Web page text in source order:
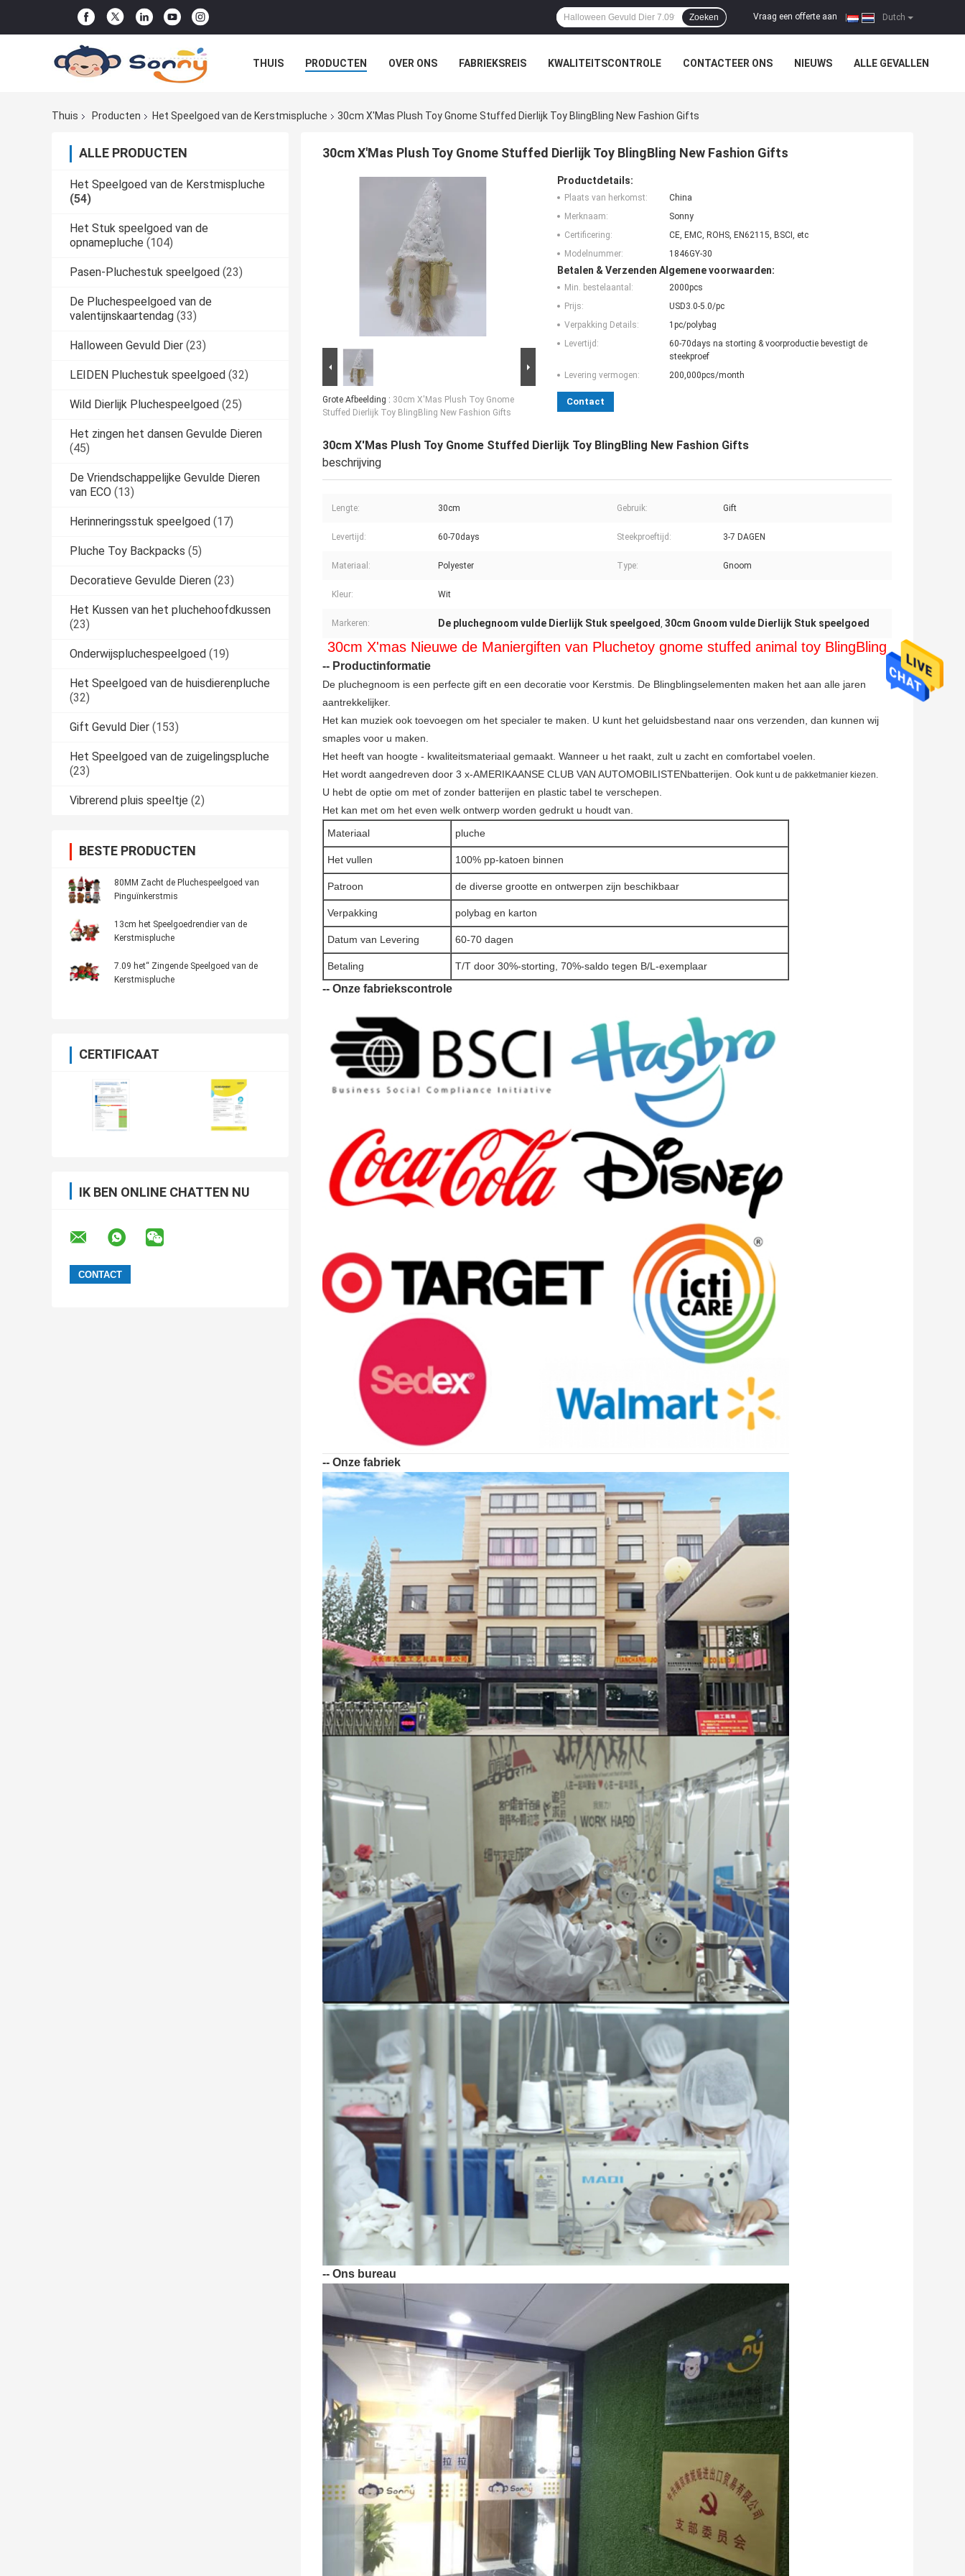
Dutch
Vraag een offerte aan
Zoeken
THUIS PRODUCTEN OVER ONS FABRIEKSREIS KWALITEITSCONTROLE CONTACTEER ONS NIEUWS ALLE GEVALLEN
Thuis
Producten Het Speelgoed van de Kerstmispluche 30cm X'Mas Plush Toy Gnome Stuffed Dierlijk Toy BlingBling New Fashion Gifts
ALLE PRODUCTEN
Het Speelgoed van de Kerstmispluche
(54)
Het Stuk speelgoed van de
opnamepluche (104)
Pasen-Pluchestuk speelgoed (23)
De Pluchespeelgoed van de
valentijnskaartendag (33)
Halloween Gevuld Dier (23)
LEIDEN Pluchestuk speelgoed (32)
Wild Dierlijk Pluchespeelgoed (25)
Het zingen het dansen Gevulde Dieren
(45)
De Vriendschappelijke Gevulde Dieren
van ECO (13)
Herinneringsstuk speelgoed (17)
Pluche Toy Backpacks (5)
Decoratieve Gevulde Dieren (23)
Het Kussen van het pluchehoofdkussen
(23)
Onderwijspluchespeelgoed (19)
Het Speelgoed van de huisdierenpluche
(32)
Gift Gevuld Dier (153)
Het Speelgoed van de zuigelingspluche
(23)
Vibrerend pluis speeltje (2)
BESTE PRODUCTEN
80MM Zacht de Pluchespeelgoed van
Pinguïnkerstmis
13cm het Speelgoedrendier van de
Kerstmispluche
7.09 het“ Zingende Speelgoed van de
Kerstmispluche
CERTIFICAAT
IK BEN ONLINE CHATTEN NU
30cm X'Mas Plush Toy Gnome Stuffed Dierlijk Toy BlingBling New Fashion Gifts
Grote Afbeelding : 30cm X'Mas Plush Toy Gnome
Stuffed Dierlijk Toy BlingBling New Fashion Gifts
Productdetails:
Plaats van herkomst:
China
Merknaam:
Sonny
Certificering:
CE, EMC, ROHS, EN62115, BSCI, etc
Modelnummer:
1846GY-30
Betalen & Verzenden Algemene voorwaarden:
Min. bestelaantal:
2000pcs
Prijs:
USD3.0-5.0/pc
Verpakking Details:
1pc/polybag
Levertijd:
60-70days na storting & voorproductie bevestigt de
steekproef
Levering vermogen:
200,000pcs/month
Contact
30cm X'Mas Plush Toy Gnome Stuffed Dierlijk Toy BlingBling New Fashion Gifts
beschrijving
Lengte: 30cm Gebruik: Gift
Levertijd: 60-70days Steekproeftijd: 3-7 DAGEN
Materiaal: Polyester Type: Gnoom
Kleur: Wit
Markeren: De pluchegnoom vulde Dierlijk Stuk speelgoed, 30cm Gnoom vulde Dierlijk Stuk speelgoed
30cm X'mas Nieuwe de Maniergiften van Pluchetoy gnome stuffed animal toy BlingBling
-- Productinformatie
De pluchegnoom is een perfecte gift en een decoratie voor Kerstmis. De Blingblingselementen maken het aan alle jaren
aantrekkelijker.
Het kan muziek ook toevoegen om het specialer te maken. U kunt het geluidsbestand naar ons verzenden, dan kunnen wij
smaples voor u maken.
Het heeft van hoogte - kwaliteitsmateriaal gemaakt. Wanneer u het raakt, zult u zacht en comfortabel voelen.
Het wordt aangedreven door 3 x-AMERIKAANSE CLUB VAN AUTOMOBILISTENbatterijen. Ook kunt u de pakketmanier kiezen.
U hebt de optie om met of zonder batterijen en plastic tabel te verschepen.
Het kan met om het even welk ontwerp worden gedrukt u houdt van.
Materiaal
pluche
Het vullen 100% pp-katoen binnen
Patroon de diverse grootte en ontwerpen zijn beschikbaar
Verpakking polybag en karton
Datum van Levering 60-70 dagen
Betaling T/T door 30%-storting, 70%-saldo tegen B/L-exemplaar
-- Onze fabriekscontrole
-- Onze fabriek
-- Ons bureau